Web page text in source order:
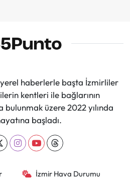
haberlerle başta İzmirliler
kentleri ile bağlarının
bulunmak üzere 2022 yılında
başladı.
İzmir Hava Durumu